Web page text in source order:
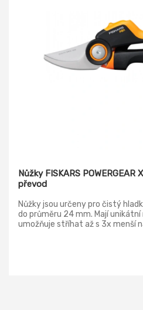
Nůžky FISKARS POWERGEAR
převod
Nůžky jsou určeny pro čistý
do průměru 24 mm. Mají
umožňuje stříhat až s 3x menší
čepel je potažená nepřilnavou
chrání čepel před korozí. Tím je